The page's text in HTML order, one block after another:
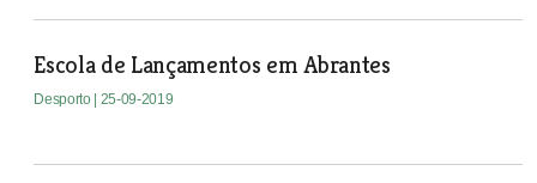
Escola de Lançamentos em Abrantes
Desporto | 25-09-2019